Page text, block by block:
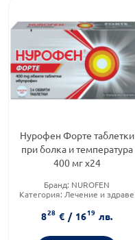
Нурофен Форте таблетки
при болка и температура
400 мг х24
Бранд: NUROFEN
Категория: Лечение и здраве
828 € / 1619 лв.